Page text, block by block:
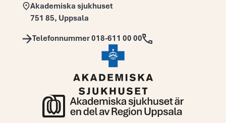
Adress:
Akademiska sjukhuset
751 85, Uppsala
Telefon:
Telefonnummer 018-611 00 00